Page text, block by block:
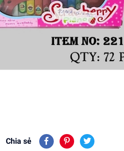
Chia sẻ